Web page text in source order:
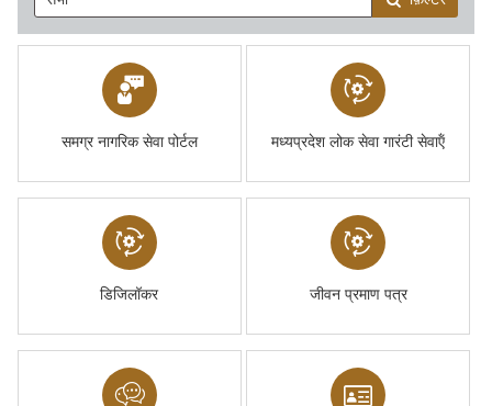
समग्र नागरिक सेवा पोर्टल मध्यप्रदेश लोक सेवा गारंटी सेवाऍं
डिजिलॉकर जीवन प्रमाण पत्र